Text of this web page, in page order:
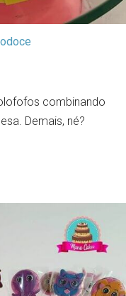
combinando
Demais, né?